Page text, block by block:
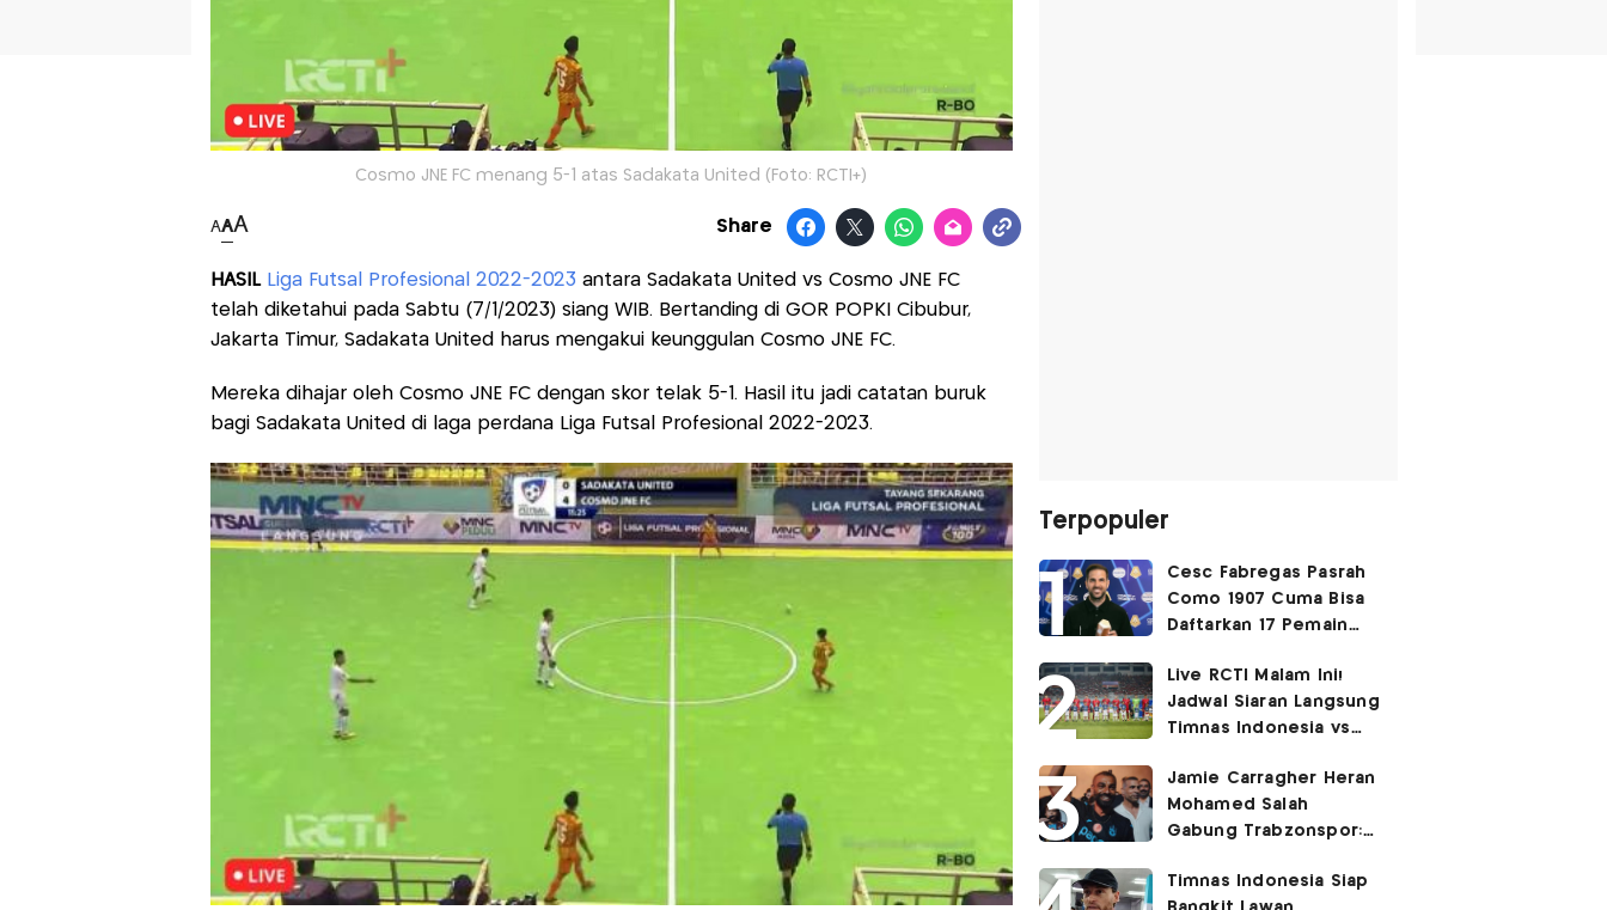
Cosmo JNE FC menang 5-1 atas Sadakata United (Foto: RCTI+)
AAA Share
HASIL Liga Futsal Profesional 2022-2023 antara Sadakata United vs Cosmo JNE FC
telah diketahui pada Sabtu (7/1/2023) siang WIB. Bertanding di GOR POPKI Cibubur,
Jakarta Timur, Sadakata United harus mengakui keunggulan Cosmo JNE FC.
Mereka dihajar oleh Cosmo JNE FC dengan skor telak 5-1. Hasil itu jadi catatan buruk
bagi Sadakata United di laga perdana Liga Futsal Profesional 2022-2023.
Terpopuler
Cesc Fabregas Pasrah
Como 1907 Cuma Bisa
Daftarkan 17 Pemain
2026-2027
Live RCTI Malam Ini!
Jadwal Siaran Langsung
Timnas Indonesia vs
2026: Laga Hidup Mati
Jamie Carragher Heran
Mohamed Salah
Gabung Trabzonspor:
Ronaldo, Harusnya ke
Timnas Indonesia Siap